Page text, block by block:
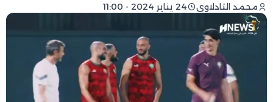
محمد التادلاوي 24 يناير 2024 - 11:00